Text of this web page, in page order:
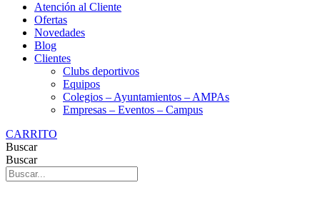
Atención al Cliente
Ofertas
Novedades
Blog
Clientes
Clubs deportivos
Equipos
Colegios – Ayuntamientos – AMPAs
Empresas – Eventos – Campus
CARRITO
Buscar
Buscar